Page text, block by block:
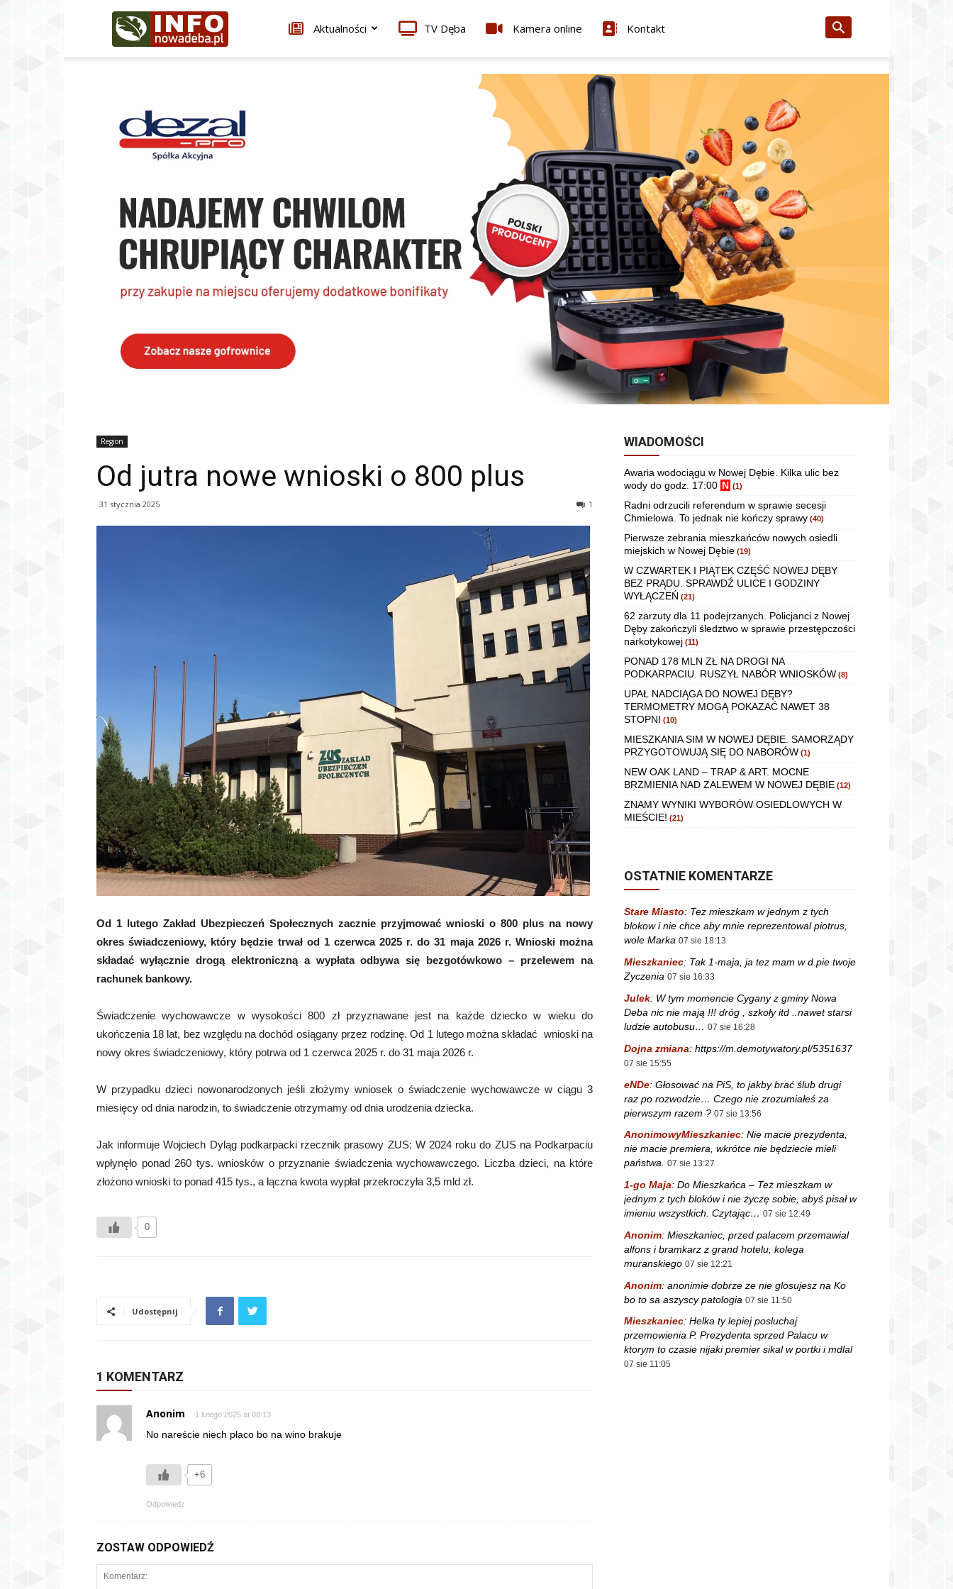
Infonowadeba.pl Aktualności TV Dęba Kamera online Kontakt
Region
Od jutra nowe wnioski o 800 plus
31 stycznia 2025 1
Od 1 lutego Zakład Ubezpieczeń Społecznych zacznie przyjmować wnioski o 800 plus na nowy
okres świadczeniowy, który będzie trwał od 1 czerwca 2025 r. do 31 maja 2026 r. Wnioski można
składać wyłącznie drogą elektroniczną a wypłata odbywa się bezgotówkowo – przelewem na
rachunek bankowy.
Świadczenie wychowawcze w wysokości 800 zł przyznawane jest na każde dziecko w wieku do
ukończenia 18 lat, bez względu na dochód osiągany przez rodzinę. Od 1 lutego można składać wnioski na
nowy okres świadczeniowy, który potrwa od 1 czerwca 2025 r. do 31 maja 2026 r.
W przypadku dzieci nowonarodzonych jeśli złożymy wniosek o świadczenie wychowawcze w ciągu 3
miesięcy od dnia narodzin, to świadczenie otrzymamy od dnia urodzenia dziecka.
Jak informuje Wojciech Dyląg podkarpacki rzecznik prasowy ZUS: W 2024 roku do ZUS na Podkarpaciu
wpłynęło ponad 260 tys. wniosków o przyznanie świadczenia wychowawczego. Liczba dzieci, na które
złożono wnioski to ponad 415 tys., a łączna kwota wypłat przekroczyła 3,5 mld zł.
0
Udostępnij
1 KOMENTARZ
Anonim 1 lutego 2025 at 08:13
No nareście niech płaco bo na wino brakuje
+6
Odpowiedz
ZOSTAW ODPOWIEDŹ
WIADOMOŚCI
Awaria wodociągu w Nowej Dębie. Kilka ulic bez
wody do godz. 17:00 N (1)
Radni odrzucili referendum w sprawie secesji
Chmielowa. To jednak nie kończy sprawy (40)
Pierwsze zebrania mieszkańców nowych osiedli
miejskich w Nowej Dębie (19)
W CZWARTEK I PIĄTEK CZĘŚĆ NOWEJ DĘBY
BEZ PRĄDU. SPRAWDŹ ULICE I GODZINY
WYŁĄCZEŃ (21)
62 zarzuty dla 11 podejrzanych. Policjanci z Nowej
Dęby zakończyli śledztwo w sprawie przestępczości
narkotykowej (11)
PONAD 178 MLN ZŁ NA DROGI NA
PODKARPACIU. RUSZYŁ NABÓR WNIOSKÓW (8)
UPAŁ NADCIĄGA DO NOWEJ DĘBY?
TERMOMETRY MOGĄ POKAZAĆ NAWET 38
STOPNI (10)
MIESZKANIA SIM W NOWEJ DĘBIE. SAMORZĄDY
PRZYGOTOWUJĄ SIĘ DO NABORÓW (1)
NEW OAK LAND – TRAP & ART. MOCNE
BRZMIENIA NAD ZALEWEM W NOWEJ DĘBIE (12)
ZNAMY WYNIKI WYBORÓW OSIEDLOWYCH W
MIEŚCIE! (21)
OSTATNIE KOMENTARZE
Stare Miasto: Tez mieszkam w jednym z tych
blokow i nie chce aby mnie reprezentowal piotrus,
wole Marka 07 sie 18:13
Mieszkaniec: Tak 1-maja, ja tez mam w d.pie twoje
Zyczenia 07 sie 16:33
Julek: W tym momencie Cygany z gminy Nowa
Deba nic nie mają !!! dróg , szkoły itd ..nawet starsi
ludzie autobusu… 07 sie 16:28
Dojna zmiana: https://m.demotywatory.pl/5351637
07 sie 15:55
eNDe: Głosować na PiS, to jakby brać ślub drugi
raz po rozwodzie… Czego nie zrozumiałeś za
pierwszym razem ? 07 sie 13:56
AnonimowyMieszkaniec: Nie macie prezydenta,
nie macie premiera, wkrótce nie będziecie mieli
państwa. 07 sie 13:27
1-go Maja: Do Mieszkańca – Też mieszkam w
jednym z tych bloków i nie życzę sobie, abyś pisał w
imieniu wszystkich. Czytając… 07 sie 12:49
Anonim: Mieszkaniec, przed palacem przemawial
alfons i bramkarz z grand hotelu, kolega
muranskiego 07 sie 12:21
Anonim: anonimie dobrze ze nie glosujesz na Ko
bo to sa aszyscy patologia 07 sie 11:50
Mieszkaniec: Helka ty lepiej posluchaj
przemowienia P. Prezydenta sprzed Palacu w
ktorym to czasie nijaki premier sikal w portki i mdlal
07 sie 11:05